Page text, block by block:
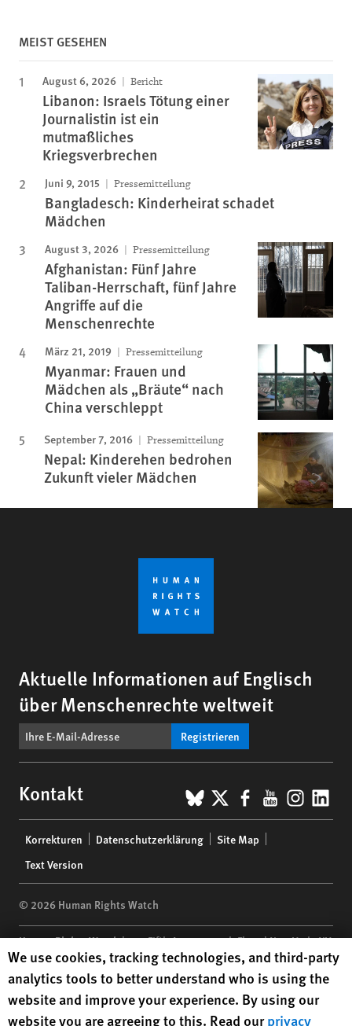
MEIST GESEHEN
August 6, 2026 Bericht
Libanon: Israels Tötung einer
Journalistin ist ein
mutmaßliches
Kriegsverbrechen
Juni 9, 2015 Pressemitteilung
Bangladesch: Kinderheirat schadet
Mädchen
August 3, 2026 Pressemitteilung
Afghanistan: Fünf Jahre
Taliban-Herrschaft, fünf Jahre
Angriffe auf die
Menschenrechte
März 21, 2019 Pressemitteilung
Myanmar: Frauen und
Mädchen als „Bräute“ nach
China verschleppt
September 7, 2016 Pressemitteilung
Nepal: Kinderehen bedrohen
Zukunft vieler Mädchen
Aktuelle Informationen auf Englisch
über Menschenrechte weltweit
Registrieren
Kontakt BlueSky
X Facebook
YouTube
menu
Korrekturen Datenschutzerklärung
Site Map
Text Version
© 2026 Human Rights Watch
Human Rights Watch| 350 Fifth Avenue, 34th Floor | New York,NY
10118-3299USA|t 1.212.290.4700
Human Rights Watchis a 501(C)(3) nonprofit registered in the US
under EIN: 13-2875808
Human Rights Watch cookie preferences
We use cookies, tracking technologies, and third-party
analytics tools to better understand who is using the
website and improve your experience. By using our
website you are agreeing to this. Read ourprivacy